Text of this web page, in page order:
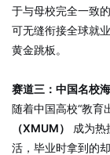
于与母校完全一致
可无缝衔接全球就
黄金跳板。
赛道三：中国名校
随着中国高校“教育
（XMUM）
成为热
活，毕业时拿到的